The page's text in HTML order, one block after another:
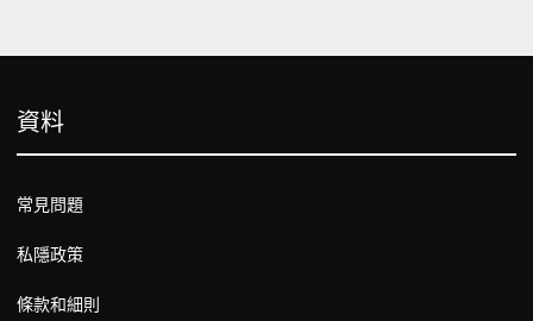
資料
常見問題
私隱政策
條款和細則